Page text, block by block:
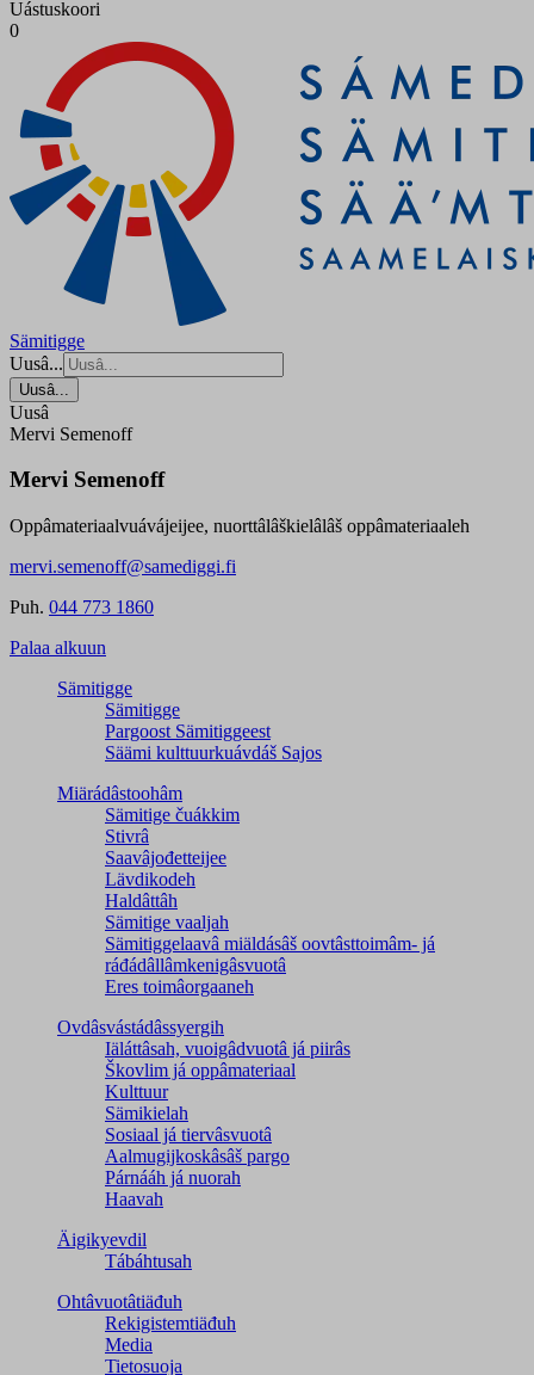
Uástuskoori
0
Sämitigge
Uusâ...
Uusâ...
Uusâ
Mervi Semenoff
Mervi Semenoff
Oppâmateriaalvuávájeijee, nuorttâlâškielâlâš oppâmateriaaleh
mervi.semenoff@samediggi.fi
Puh. 044 773 1860
Palaa alkuun
Sämitigge
Sämitigge
Pargoost Sämitiggeest
Säämi kulttuurkuávdáš Sajos
Miärádâstoohâm
Sämitige čuákkim
Stivrâ
Saavâjođetteijee
Lävdikodeh
Haldâttâh
Sämitige vaaljah
Sämitiggelaavâ miäldásâš oovtâsttoimâm- já
ráđádâllâmkenigâsvuotâ
Eres toimâorgaaneh
Ovdâsvástádâssyergih
Iäláttâsah, vuoigâdvuotâ já piirâs
Škovlim já oppâmateriaal
Kulttuur
Sämikielah
Sosiaal já tiervâsvuotâ
Aalmugijkoskâsâš pargo
Párnááh já nuorah
Haavah
Äigikyevdil
Tábáhtusah
Ohtâvuotâtiäđuh
Rekigistemtiäđuh
Media
Tietosuoja